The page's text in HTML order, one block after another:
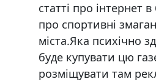
статті про інтернет в
про спортивні
міста.Яка психічно
буде купувати цю
розміщувати там